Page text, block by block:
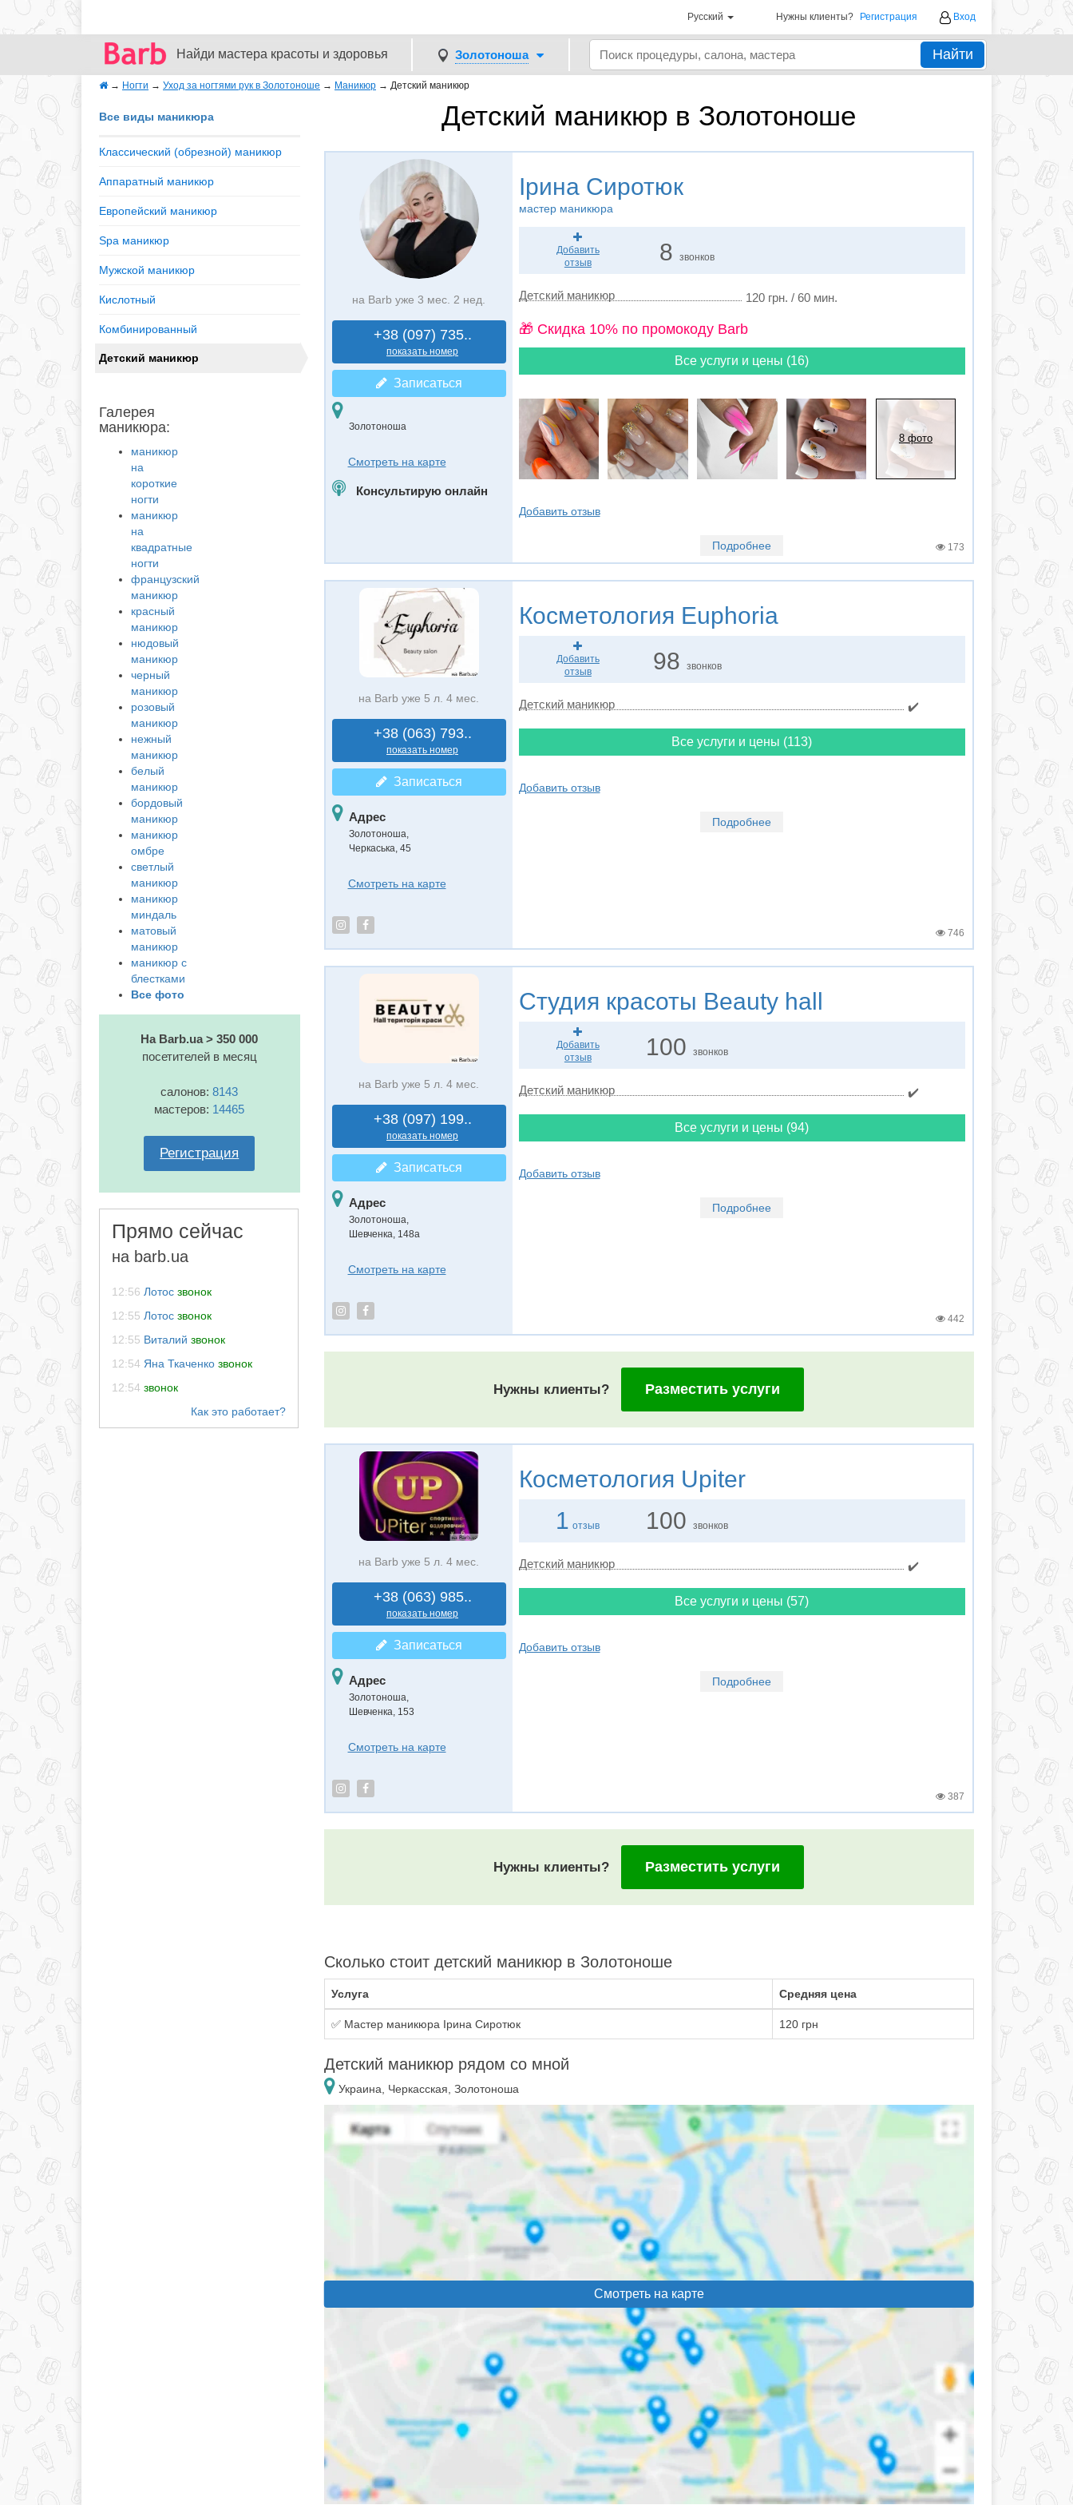
Русский Нужны клиенты? Регистрация Вход
Найди мастера красоты и здоровья Золотоноша Найти
→ Ногти → Уход за ногтями рук в Золотоноше → Маникюр → Детский маникюр
Детский маникюр в Золотоноше
Все виды маникюра
Классический (обрезной) маникюр
Аппаратный маникюр
Европейский маникюр
Spa маникюр
Мужской маникюр
Кислотный
Комбинированный
Детский маникюр
Галерея
маникюра:
маникюр
на
короткие
ногти
маникюр
на
квадратные
ногти
французский
маникюр
красный
маникюр
нюдовый
маникюр
черный
маникюр
розовый
маникюр
нежный
маникюр
белый
маникюр
бордовый
маникюр
маникюр
омбре
светлый
маникюр
маникюр
миндаль
матовый
маникюр
маникюр с
блестками
Все фото
На Barb.ua > 350 000
посетителей в месяц
салонов:8143
мастеров: 14465
Регистрация
Прямо сейчас
на barb.ua
12:56 Лотос звонок
12:55 Лотос звонок
12:55 Виталий звонок
12:54 Яна Ткаченко звонок
12:54 звонок
на Barb уже 3 мес. 2 нед.
+38 (097) 735..
показать номер
Записаться
Золотоноша
Смотреть на карте
Консультирую онлайн
Ірина Сиротюк
мастер маникюра
Добавить
отзыв
8звонков
Детский маникюр 120 грн. / 60 мин.
🎁 Cкидка 10% по промокоду Barb
Все услуги и цены (16)
8 фото
Добавить отзыв
Подробнее 173
на Barb уже 5 л. 4 мес.
+38 (063) 793..
показать номер
Записаться
Адрес
Золотоноша,
Черкаська, 45
Смотреть на карте
Косметология Euphoria
Добавить
отзыв
98 звонков
Детский маникюр ✔️
Все услуги и цены (113)
Добавить отзыв
Подробнее
746
на Barb уже 5 л. 4 мес.
+38 (097) 199..
показать номер
Записаться
Адрес
Золотоноша,
Шевченка, 148а
Смотреть на карте
Студия красоты Beauty hall
Добавить
отзыв
100звонков
Детский маникюр ✔️
Все услуги и цены (94)
Добавить отзыв
Подробнее
442
Нужны клиенты? Разместить услуги
на Barb уже 5 л. 4 мес.
+38 (063) 985..
показать номер
Записаться
Адрес
Золотоноша,
Шевченка, 153
Смотреть на карте
Косметология Upiter
1 отзыв 100звонков
Детский маникюр ✔️
Все услуги и цены (57)
Добавить отзыв
Подробнее
387
Нужны клиенты? Разместить услуги
Сколько стоит детский маникюр в Золотоноше
Услуга Средняя цена
✅ Мастер маникюра Ірина Сиротюк 120 грн
Детский маникюр рядом со мной
Украина, Черкасская, Золотоноша
Смотреть на карте